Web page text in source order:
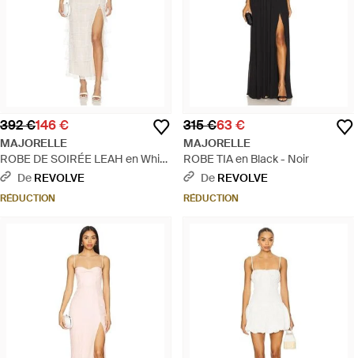
392 €146 €
MAJORELLE
ROBE DE SOIRÉE LEAH en White
- Blanc
De REVOLVE
RÉDUCTION
315 €63 €
MAJORELLE
ROBE TIA en Black - Noir
De REVOLVE
RÉDUCTION